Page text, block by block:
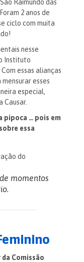
Raimundo das
2 anos de
ciclo com muita
nesse
Instituto
essas alianças
esses
especial,
Causar.
pipoca … pois em
essa
momentos
Comissão